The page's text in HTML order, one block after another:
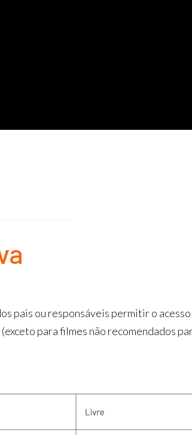
pais ou responsáveis permitir o
para filmes não recomendados